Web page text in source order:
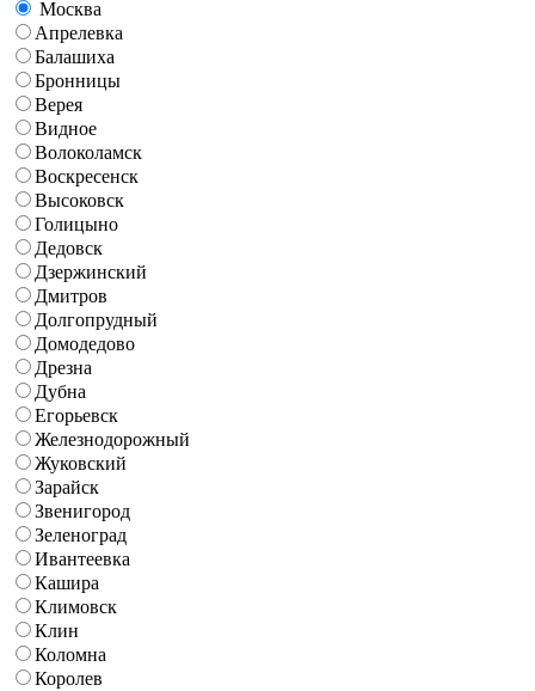
Москва
Апрелевка
Балашиха
Бронницы
Верея
Видное
Волоколамск
Воскресенск
Высоковск
Голицыно
Дедовск
Дзержинский
Дмитров
Долгопрудный
Домодедово
Дрезна
Дубна
Егорьевск
Железнодорожный
Жуковский
Зарайск
Звенигород
Зеленоград
Ивантеевка
Кашира
Климовск
Клин
Коломна
Королев